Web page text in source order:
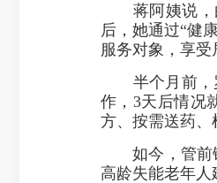
蒋阿姨说，由
后，她通过“健
服务对象，享受
半个月前，罗
作，3天后情况
方、按需送药、
如今，管前镇
高龄失能老年人